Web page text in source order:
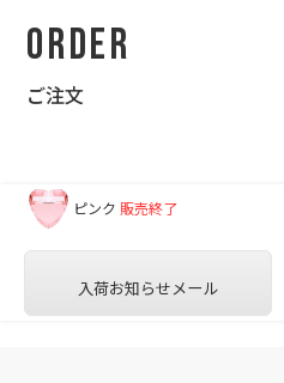
Order
ご注文
ピンク 販売終了
入荷お知らせメール